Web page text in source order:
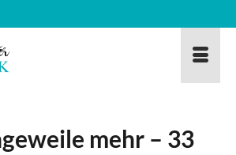
mehr – 33